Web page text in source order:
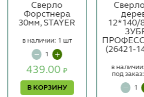
Сверло
Форстнера
30мм, STAYER
439.00₽
В КОРЗИНУ
в наличии: 1 шт
12*140/
(26421-
в
под